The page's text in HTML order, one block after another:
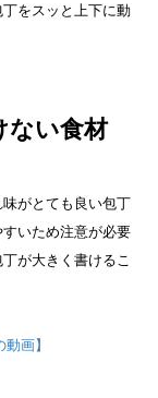
をスッと上下に動
ない食材
がとても良い包丁
いため注意が必要
が大きく書けるこ
画】